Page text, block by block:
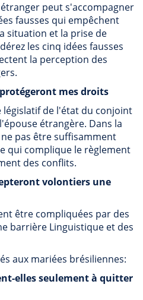
peut s'accompagner
fausses qui empêchent
situation et la prise de
les cinq idées fausses
la perception des
mes droits
législatif de l'état du conjoint
étrangère. Dans la
pas être suffisamment
qui complique le règlement
des conflits.
volontiers une
être compliquées par des
barrière Linguistique et des
aux mariées brésiliennes:
elles seulement à quitter